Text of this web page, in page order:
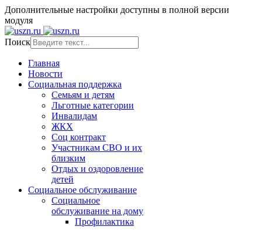
Дополнительные настройки доступны в полной версии
модуля
Поиск
Главная
Новости
Социальная поддержка
Семьям и детям
Льготные категории
Инвалидам
ЖКХ
Соц контракт
Участникам СВО и их
близким
Отдых и оздоровление
детей
Социальное обслуживание
Социальное
обслуживание на дому
Профилактика